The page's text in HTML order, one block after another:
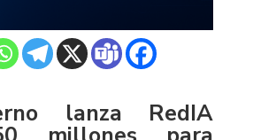
lanza RedIA